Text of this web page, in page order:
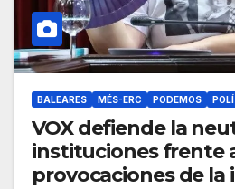
BALEARES MÉS-ERC PODEMOS
VOX defiende la
instituciones frente
provocaciones de la